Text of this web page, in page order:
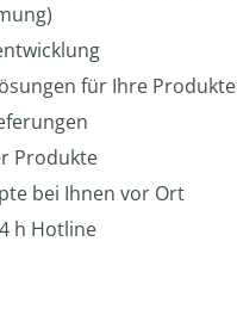
für Ihre Produkte
Produkte
bei Ihnen vor Ort
h Hotline